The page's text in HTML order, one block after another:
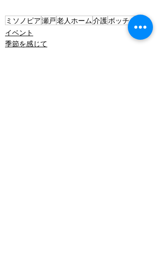
ミソノピア瀬戸老人ホーム介護ボッチャ
イベント
季節を感じて